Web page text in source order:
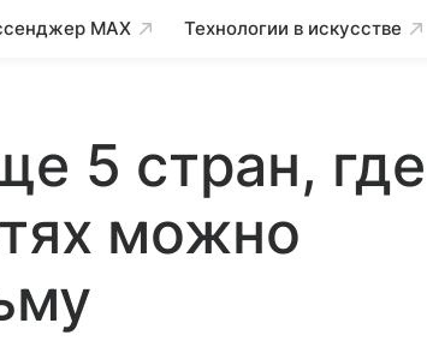
MAX Технологии в искусстве
5 стран, где
можно